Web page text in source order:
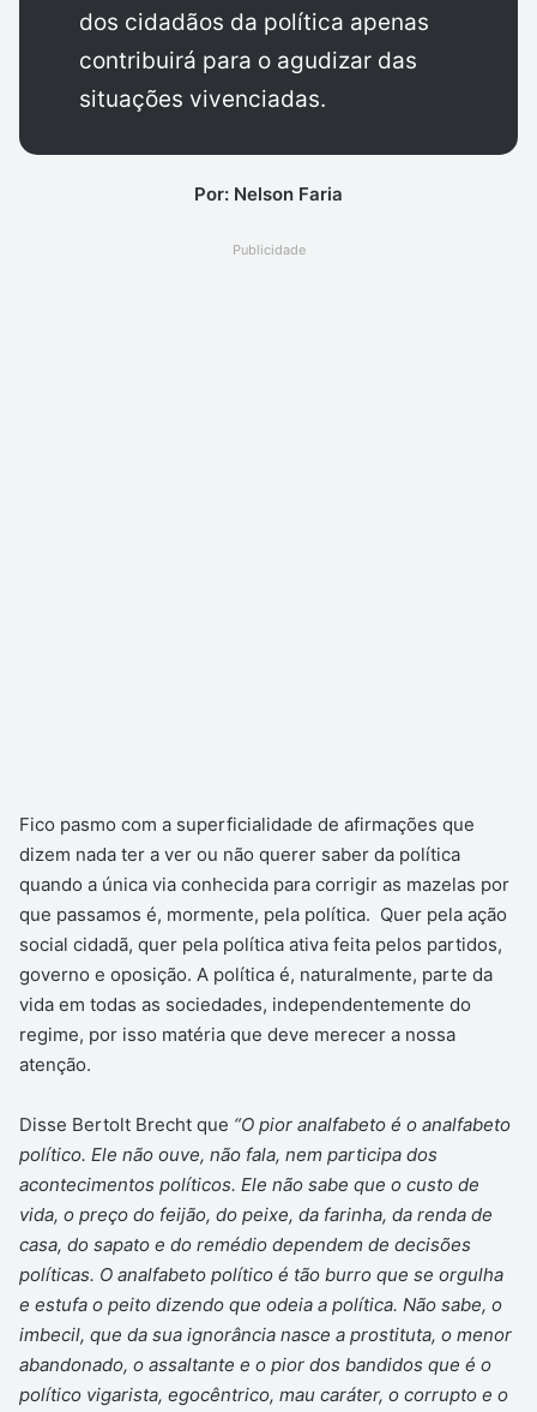
dos cidadãos da política apenas
contribuirá para o agudizar das
situações vivenciadas.
Por: Nelson Faria
Publicidade
Fico pasmo com a superficialidade de afirmações que
dizem nada ter a ver ou não querer saber da política
quando a única via conhecida para corrigir as mazelas por
que passamos é, mormente, pela política. Quer pela ação
social cidadã, quer pela política ativa feita pelos partidos,
governo e oposição. A política é, naturalmente, parte da
vida em todas as sociedades, independentemente do
regime, por isso matéria que deve merecer a nossa
atenção.
Disse Bertolt Brecht que “O pior analfabeto é o analfabeto
político. Ele não ouve, não fala, nem participa dos
acontecimentos políticos. Ele não sabe que o custo de
vida, o preço do feijão, do peixe, da farinha, da renda de
casa, do sapato e do remédio dependem de decisões
políticas. O analfabeto político é tão burro que se orgulha
e estufa o peito dizendo que odeia a política. Não sabe, o
imbecil, que da sua ignorância nasce a prostituta, o menor
abandonado, o assaltante e o pior dos bandidos que é o
político vigarista, egocêntrico, mau caráter, o corrupto e o